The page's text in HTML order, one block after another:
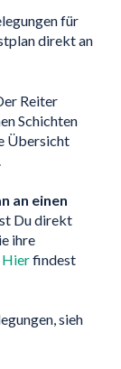
für
direkt an
Reiter
Schichten
Übersicht
an einen
Du direkt
ihre
Hierfindest
sieh